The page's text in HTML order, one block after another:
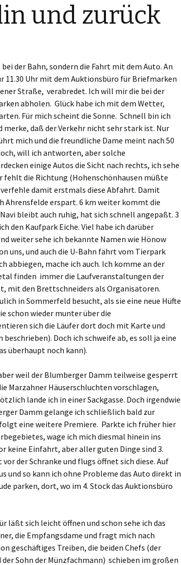
und zurück
der Bahn, sondern die Fahrt mit dem Auto. An
11.30 Uhr mit dem Auktionsbüro für Briefmarken
Straße, verabredet. Ich will mir die bei der
abholen. Glück habe ich mit dem Wetter,
Für mich scheint die Sonne. Schnell bin ich
daß der Verkehr nicht sehr stark ist. Nur
mich und die freundliche Dame meint nach 50
will ich antworten, aber solche
einige Autos die Sicht nach rechts, ich sehe
fehlt die Richtung (Hohenschönhausen müßte
damit erstmals diese Abfahrt. Damit
Ahrensfelde erspart. 6 km weiter kommt die
bleibt auch ruhig, hat sich schnell angepaßt. 3
den Kaufpark Eiche. Viel habe ich darüber
weiter sehe ich bekannte Namen wie Hönow
uns, und auch die U-Bahn fährt vom Tierpark
abbiegen, mache ich auch. Ich komme an der
finden immer die Laufveranstaltungen der
mit den Brettschneiders als Organisatoren.
in Sommerfeld besucht, als sie eine neue Hüfte
schon wieder munter über die
sich die Läufer dort doch mit Karte und
Doch ich schweife ab, es soll ja eine
überhaupt noch kann).
weil der Blumberger Damm teilweise gesperrt
Marzahner Häuserschluchten vorschlagen,
lande ich in einer Sackgasse. Doch irgendwie
Damm gelange ich schließlich bald zur
eine weitere Premiere. Parkte ich früher hier
wage ich mich diesmal hinein ins
keine Einfahrt, aber aller guten Dinge sind 3.
der Schranke und flugs öffnet sich diese. Auf
und so kann ich ohne Probleme das Auto direkt in
parken, dort, wo im 4. Stock das Auktionsbüro
läßt sich leicht öffnen und schon sehe ich das
die Empfangsdame und fragt mich nach
geschäftiges Treiben, die beiden Chefs (der
Sohn der Münzfachmann) schieben im großen